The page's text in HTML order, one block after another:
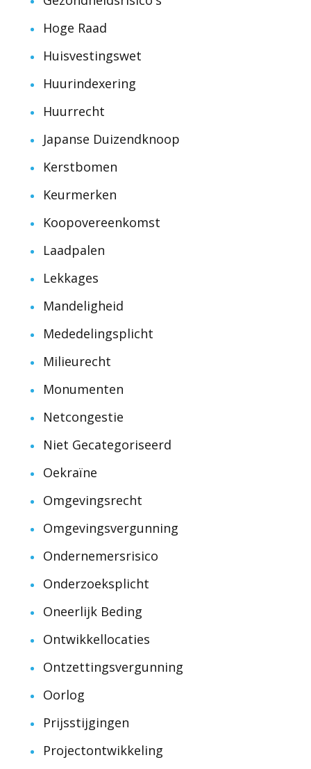
Hoge Raad
Huisvestingswet
Huurindexering
Huurrecht
Japanse Duizendknoop
Kerstbomen
Keurmerken
Koopovereenkomst
Laadpalen
Lekkages
Mandeligheid
Mededelingsplicht
Milieurecht
Monumenten
Netcongestie
Niet Gecategoriseerd
Oekraïne
Omgevingsrecht
Omgevingsvergunning
Ondernemersrisico
Onderzoeksplicht
Oneerlijk Beding
Ontwikkellocaties
Ontzettingsvergunning
Oorlog
Prijsstijgingen
Projectontwikkeling